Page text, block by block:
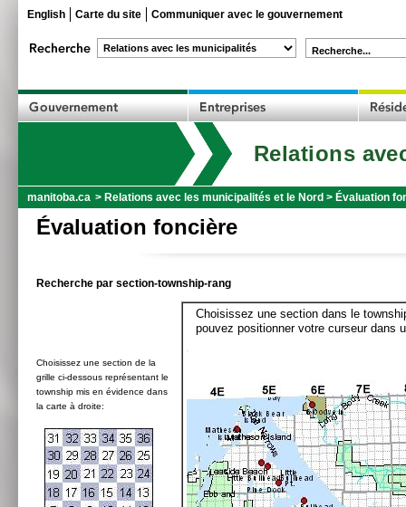
English Carte du site Communiquer avec le gouvernement
Recherche...
Relations
manitoba.ca > Relations avec les municipalités et le Nord > Évaluation
Évaluation foncière
Recherche par section-township-rang
Choisissez une section de la
grille ci-dessous représentant le
township mis en évidence dans
la carte à droite:
Choisissez une section dans le
pouvez positionner votre curseur dans